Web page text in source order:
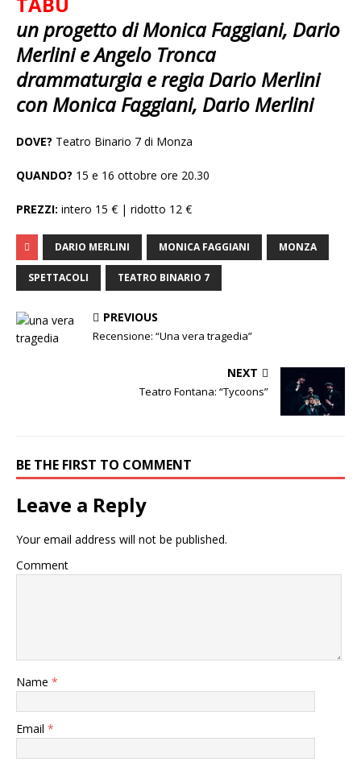
un progetto di Monica Faggiani, Dario
Merlini e Angelo Tronca
drammaturgia e regia Dario Merlini
con Monica Faggiani, Dario Merlini
DOVE? Teatro Binario 7 di Monza
QUANDO? 15 e 16 ottobre ore 20.30
PREZZI: intero 15 € | ridotto 12 €
DARIO MERLINI MONICA FAGGIANI MONZA
SPETTACOLI TEATRO BINARIO 7
PREVIOUS
Recensione: “Una vera tragedia”
NEXT
Teatro Fontana: “Tycoons”
BE THE FIRST TO COMMENT
Leave a Reply
Your email address will not be published.
Comment
Name *
Email *